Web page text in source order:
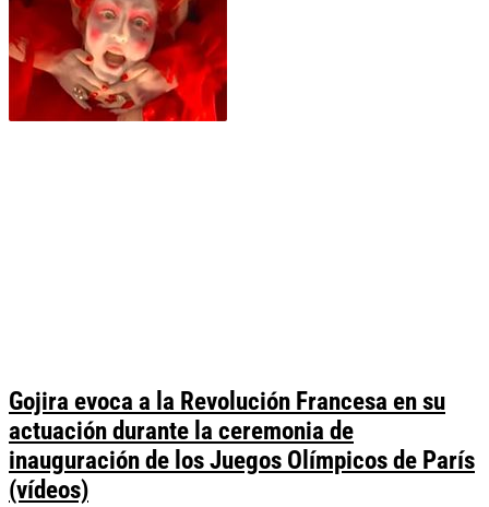
Gojira evoca a la Revolución Francesa en su
actuación durante la ceremonia de
inauguración de los Juegos Olímpicos de París
(vídeos)